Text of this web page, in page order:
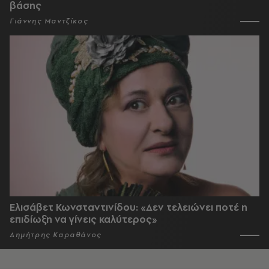
βάσης
Γιάννης Μαντζίκος
Ελισάβετ Κωνσταντινίδου: «Δεν τελειώνει ποτέ η
επιδίωξη να γίνεις καλύτερος»
Δημήτρης Καραθάνος